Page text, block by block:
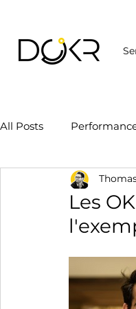
All Posts
KBI et valeurs
Les